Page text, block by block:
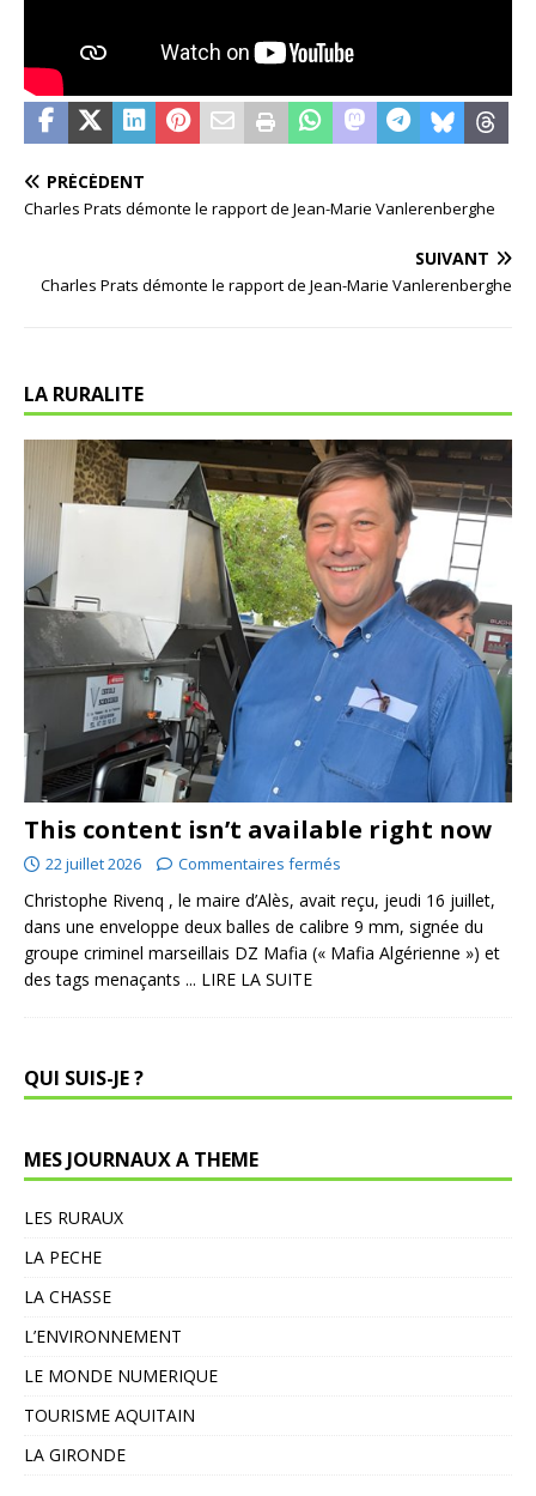
PRÉCÉDENT
Charles Prats démonte le rapport de Jean-Marie Vanlerenberghe
SUIVANT
Charles Prats démonte le rapport de Jean-Marie Vanlerenberghe
LA RURALITE
This content isn’t available right now
22 juillet 2026 Commentaires fermés
Christophe Rivenq , le maire d’Alès, avait reçu, jeudi 16 juillet,
dans une enveloppe deux balles de calibre 9 mm, signée du
groupe criminel marseillais DZ Mafia (« Mafia Algérienne ») et
des tags menaçants ... LIRE LA SUITE
QUI SUIS-JE ?
MES JOURNAUX A THEME
LES RURAUX
LA PECHE
LA CHASSE
L’ENVIRONNEMENT
LE MONDE NUMERIQUE
TOURISME AQUITAIN
LA GIRONDE